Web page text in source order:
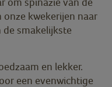
kwekerijen naar
de smakelijkste
en lekker.
een evenwichtige